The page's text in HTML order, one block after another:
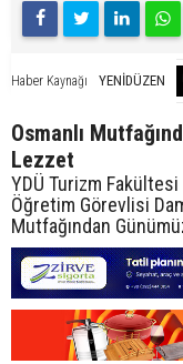
Haber Kaynağı YENİDÜZEN
Osmanlı
Lezzet
YDÜ Turizm
Öğretim Görevlisi
Mutfağından